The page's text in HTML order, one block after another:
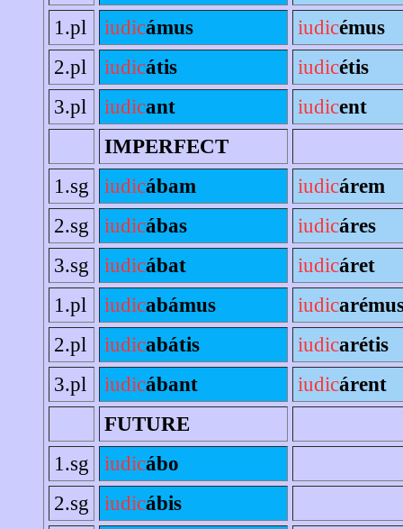
1.pl
iudicámus iudicémus
2.pl
iudicátis iudicétis
3.pl
iudicant iudicent
IMPERFECT
1.sg
iudicábam iudicárem
2.sg
iudicábas iudicáres
3.sg
iudicábat iudicáret
1.pl
iudicabámus iudic
2.pl
iudicabátis iudicarétis
3.pl
iudicábant iudicárent
FUTURE
1.sg
iudicábo
2.sg
iudicábis